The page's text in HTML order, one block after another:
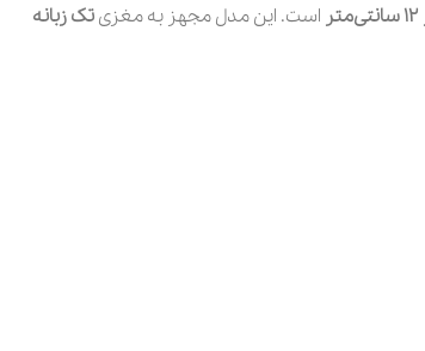
است. این مدل مجهز به مغزیتک زبانه